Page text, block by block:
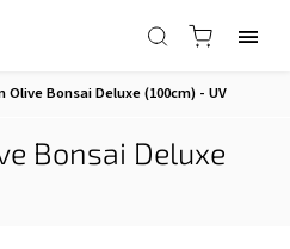
Olive Bonsai Deluxe (100cm) - UV
Bonsai Deluxe